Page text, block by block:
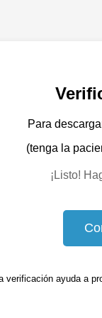
Para
(tenga la
¡Listo!
verificación ayuda a